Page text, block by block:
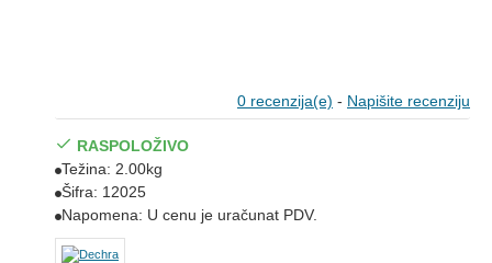
0 recenzija(e) - Napišite recenziju
RASPOLOŽIVO
Težina: 2.00kg
Šifra: 12025
Napomena: U cenu je uračunat PDV.